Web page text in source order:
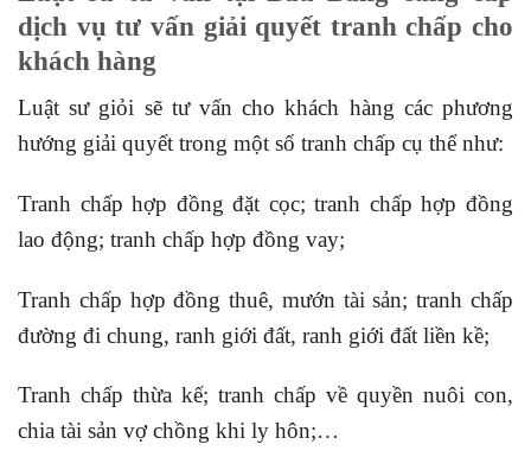
dịch vụ tư vấn giải quyết tranh chấp cho
khách hàng
Luật sư giỏi sẽ tư vấn cho khách hàng các phương
hướng giải quyết trong một số tranh chấp cụ thể như:
Tranh chấp hợp đồng đặt cọc; tranh chấp hợp đồng
lao động; tranh chấp hợp đồng vay;
Tranh chấp hợp đồng thuê, mướn tài sản; tranh chấp
đường đi chung, ranh giới đất, ranh giới đất liền kề;
Tranh chấp thừa kế; tranh chấp về quyền nuôi con,
chia tài sản vợ chồng khi ly hôn;…